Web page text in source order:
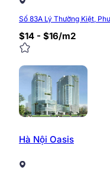
Số 83A Lý Thường Kiệt,
$14 - $16/m2
Hà Nội Oasis